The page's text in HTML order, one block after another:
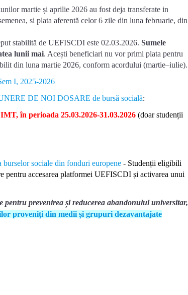
martie și aprilie 2026 au fost deja transferate in
si plata aferentă celor 6 zile din luna februarie, din
stabilită de UEFISCDI este 02.03.2026. Sumele
lunii mai. Acești beneficiari nu vor primi plata pentru
din luna martie 2026, conform acordului (martie–iulie).
I, 2025-2026
DE NOI DOSARE de bursă socială:
perioada 25.03.2026-31.03.2026 (doar studenții
sociale din fonduri europene - Studenții eligibili
pentru accesarea platformei UEFISCDI și activarea unui
prevenirea și reducerea abandonului universitar,
proveniți din medii și grupuri dezavantajate